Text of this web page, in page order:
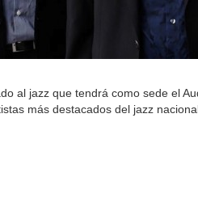
al jazz que tendrá como sede el
más destacados del jazz